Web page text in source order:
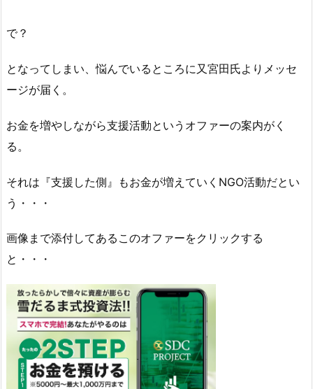
で？
となってしまい、悩んでいるところに又宮田氏よりメッセ
ージが届く。
お金を増やしながら支援活動というオファーの案内がく
る。
それは『支援した側』もお金が増えていくNGO活動だとい
う・・・
画像まで添付してあるこのオファーをクリックする
と・・・